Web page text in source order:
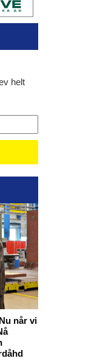
helt
når vi